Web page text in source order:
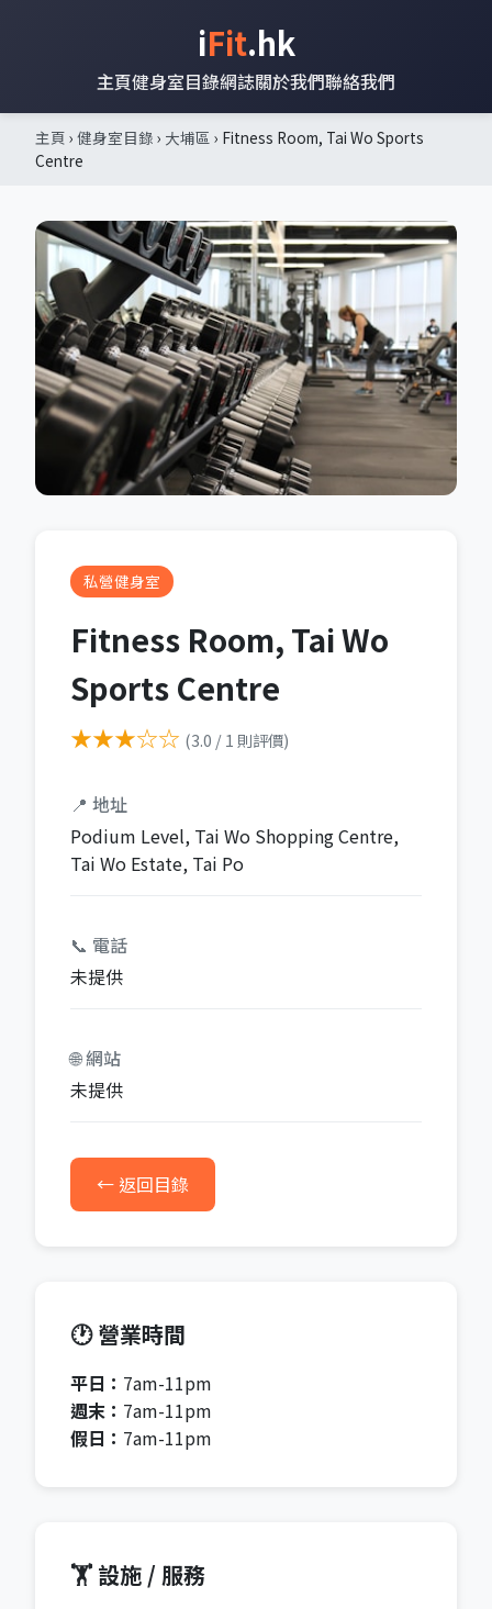
iFit.hk
主頁健身室目錄網誌關於我們聯絡我們
主頁 › 健身室目錄 › 大埔區 › Fitness Room, Tai Wo Sports
Centre
私營健身室
Fitness Room, Tai Wo
Sports Centre
★★★☆☆ (3.0 / 1 則評價)
📍 地址
Podium Level, Tai Wo Shopping Centre,
Tai Wo Estate, Tai Po
📞 電話
未提供
🌐 網站
未提供
← 返回目錄
🕐 營業時間
平日： 7am-11pm
週末： 7am-11pm
假日： 7am-11pm
🏋️ 設施 / 服務